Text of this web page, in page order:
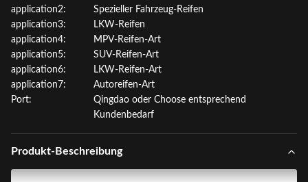
application2:
Spezieller Fahrzeug-Reifen
application3:
LKW-Reifen
application4:
MPV-Reifen-Art
application5:
SUV-Reifen-Art
application6:
LKW-Reifen-Art
application7:
Autoreifen-Art
Port:
Qingdao oder Choose entsprechend
Kundenbedarf
Produkt-Beschreibung